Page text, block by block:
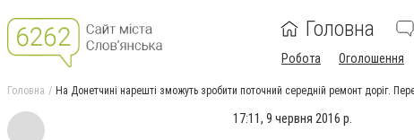
Головна
Робота Оголошення
Головна На Донетчині нарешті зможуть зробити поточний середній ремонт доріг.
17:11, 9 червня 2016 р.